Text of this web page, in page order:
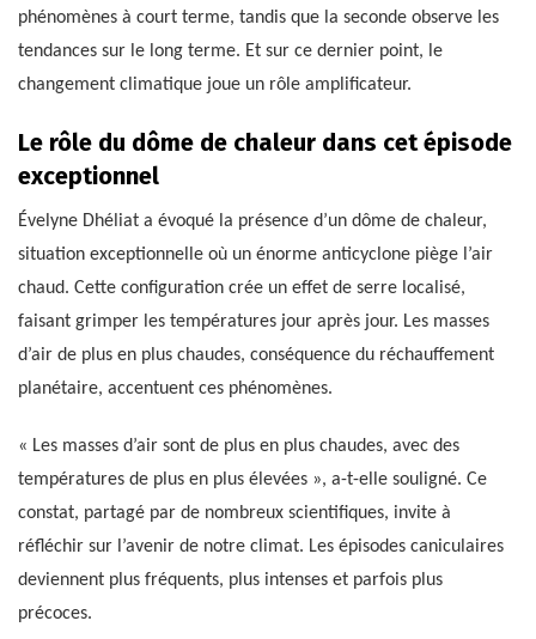
phénomènes à court terme, tandis que la seconde observe les
tendances sur le long terme. Et sur ce dernier point, le
changement climatique joue un rôle amplificateur.
Le rôle du dôme de chaleur dans cet épisode
exceptionnel
Évelyne Dhéliat a évoqué la présence d’un dôme de chaleur,
situation exceptionnelle où un énorme anticyclone piège l’air
chaud. Cette configuration crée un effet de serre localisé,
faisant grimper les températures jour après jour. Les masses
d’air de plus en plus chaudes, conséquence du réchauffement
planétaire, accentuent ces phénomènes.
« Les masses d’air sont de plus en plus chaudes, avec des
températures de plus en plus élevées », a-t-elle souligné. Ce
constat, partagé par de nombreux scientifiques, invite à
réfléchir sur l’avenir de notre climat. Les épisodes caniculaires
deviennent plus fréquents, plus intenses et parfois plus
précoces.